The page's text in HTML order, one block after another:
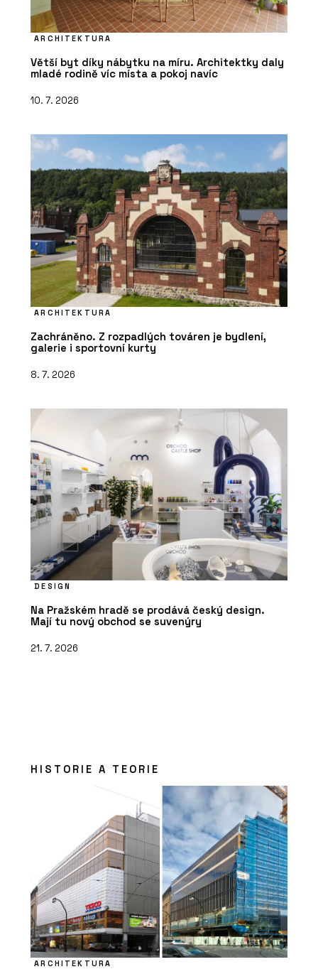
ARCHITEKTURA
Větší byt díky nábytku na míru. Architektky daly
mladé rodině víc místa a pokoj navíc
10. 7. 2026
ARCHITEKTURA
Zachráněno. Z rozpadlých továren je bydlení,
galerie i sportovní kurty
8. 7. 2026
DESIGN
Na Pražském hradě se prodává český design.
Mají tu nový obchod se suvenýry
21. 7. 2026
HISTORIE A TEORIE
ARCHITEKTURA